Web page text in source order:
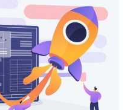
ン